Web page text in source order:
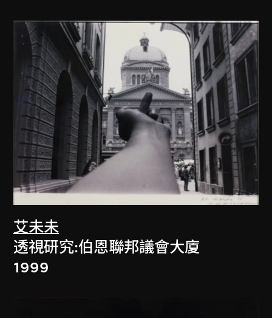
艾未未
透視研究:伯恩聯邦議會大廈
1999